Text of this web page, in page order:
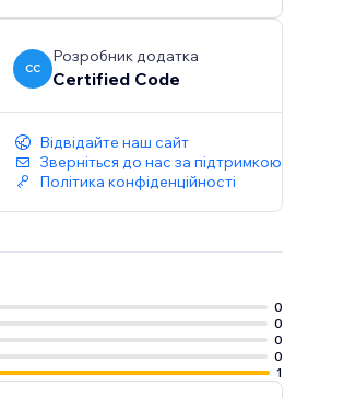
CC
Розробник додатка
Certified Code
Відвідайте наш сайт
Зверніться до нас за підтримкою
Політика конфіденційності
0
0
0
0
1